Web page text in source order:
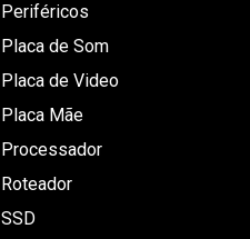
Periféricos
Placa de Som
Placa de Video
Placa Mãe
Processador
Roteador
SSD